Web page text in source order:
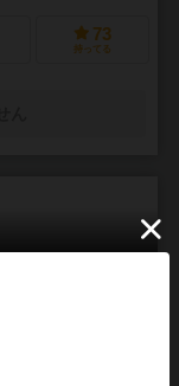
73
持ってる